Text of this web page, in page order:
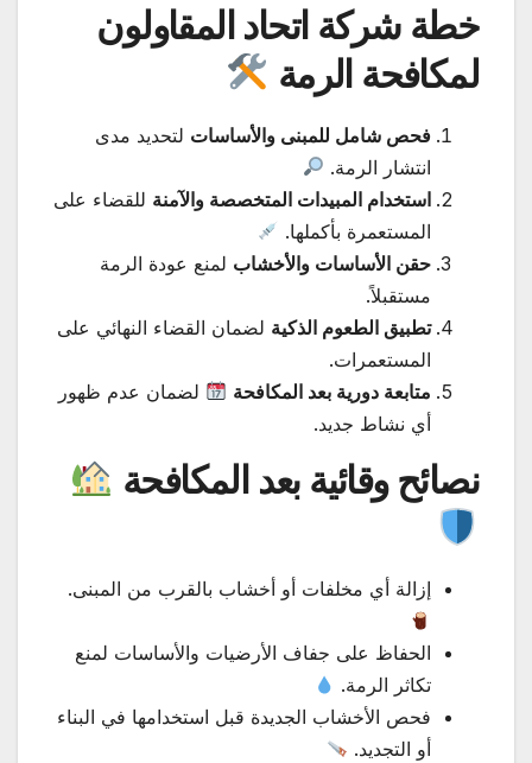
خطة شركة اتحاد المقاولون
لمكافحة الرمة
فحص شامل للمبنى والأساسات لتحديد مدى
انتشار الرمة.
استخدام المبيدات المتخصصة والآمنة للقضاء على
المستعمرة بأكملها.
حقن الأساسات والأخشاب لمنع عودة الرمة
مستقبلاً.
تطبيق الطعوم الذكية لضمان القضاء النهائي على
المستعمرات.
متابعة دورية بعد المكافحة
لضمان عدم ظهور
أي نشاط جديد.
نصائح وقائية بعد المكافحة
إزالة أي مخلفات أو أخشاب بالقرب من المبنى.
الحفاظ على جفاف الأرضيات والأساسات لمنع
تكاثر الرمة.
فحص الأخشاب الجديدة قبل استخدامها في البناء
أو التجديد.